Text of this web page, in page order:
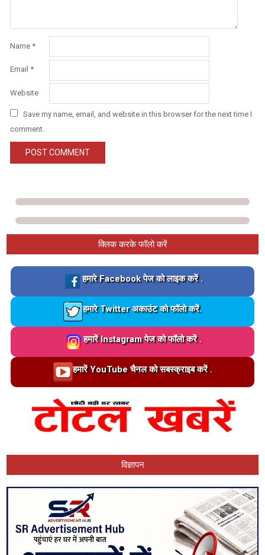
Name *
Email *
Website
Save my name, email, and website in this browser for the next time I
comment.
क्लिक करके फॉलो करें
Loading…
हमारे Facebook पेज को लाइक करें .
Loading…
हमारे Twitter अकाउंट को फॉलो करें.
Loading…
हमारें Instagram पेज को फॉलो करें .
Loading…हमारें YouTube चैनल को सबस्क्राइब करें .
विज्ञापन